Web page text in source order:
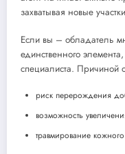
захватывая новые
Если вы – обладатель
единственного
специалиста.
риск перерождения
возможность
травмирование